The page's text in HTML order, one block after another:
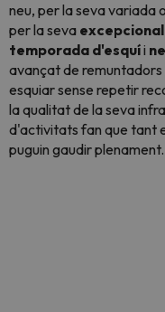
neu, per la seva variada
per la seva
temporada d'esquíi
avançat de
esquiar sense repetir
la qualitat de la seva
d'activitats fan que tant
puguin gaudir plenament.